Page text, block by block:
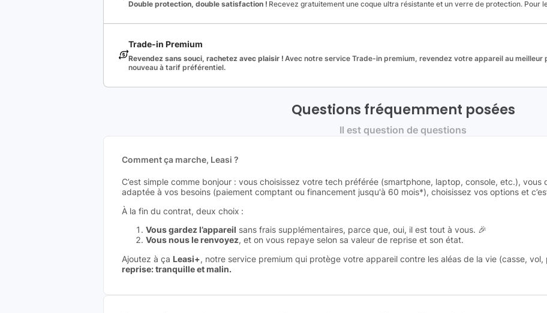
Double protection, double satisfaction ! Recevez gratuitement une coque ultra résistante et un verre de protection. Pour
Trade-in Premium
Revendez sans souci, rachetez avec plaisir ! Avec notre service Trade-in premium, revendez votre appareil au meilleur
nouveau à tarif préférentiel.
Questions fréquemment posées
Il est question de questions
Comment ça marche, Leasi ?
C’est simple comme bonjour : vous choisissez votre tech préférée (smartphone, laptop, console, etc.),
adaptée à vos besoins (paiement comptant ou financement jusqu'à 60 mois*), choisissez vos options et
À la fin du contrat, deux choix :
Vous gardez l’appareil sans frais supplémentaires, parce que, oui, il est tout à vous. 🎉
Vous nous le renvoyez, et on vous repaye selon sa valeur de reprise et son état.
Ajoutez à ça Leasi+, notre service premium qui protège votre appareil contre les aléas de la vie (casse, vol,
reprise: tranquille et malin.